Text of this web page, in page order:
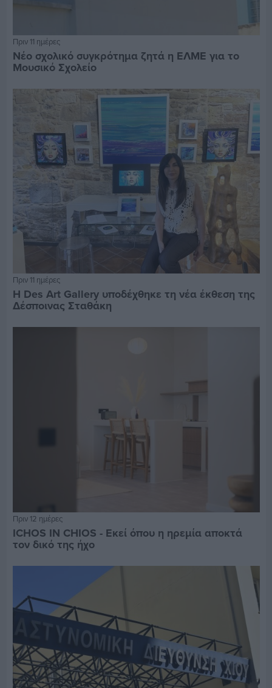
Πριν 11 ημέρες
Νέο σχολικό συγκρότημα ζητά η ΕΛΜΕ για το
Μουσικό Σχολείο
Πριν 11 ημέρες
Η Des Art Gallery υποδέχθηκε τη νέα έκθεση της
Δέσποινας Σταθάκη
Πριν 12 ημέρες
ICHOS IN CHIOS - Εκεί όπου η ηρεμία αποκτά
τον δικό της ήχο